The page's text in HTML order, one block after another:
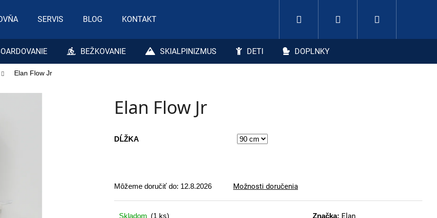
SERVIS BLOG KONTAKT Prihlásenie
BEŽKOVANIE SKIALPINIZMUS DETI DOPLNKY
Elan Flow Jr
Elan Flow Jr
DĹŽKA
Môžeme doručiť do: 12.8.2026 Možnosti doručenia
Skladom (1 ks) Značka: Elan
potrebujete nájsť?